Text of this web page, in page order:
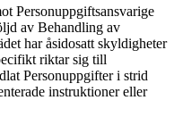
Personuppgiftsansvarige
av Behandling av
har åsidosatt skyldigheter
riktar sig till
Personuppgifter i strid
instruktioner eller